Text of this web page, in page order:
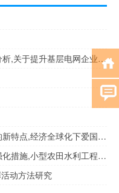
电网企业社会责任管理、履行情况分析,关于提升基层电网企业社会责任根源的思考
浅析全球化背景下代爱国主义教育的新特点,经济全球化下爱国主义过时了吗？
小型农田水利重点县项目档案管理强化措施,小型农田水利工程竣工资料，如圆形水窖或圆形蓄水池...
动方法研究